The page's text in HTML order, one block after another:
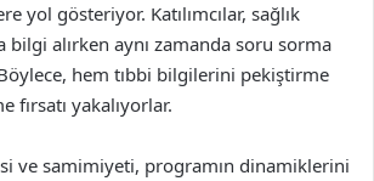
yol gösteriyor. Katılımcılar, sağlık
bilgi alırken aynı zamanda soru sorma
hem tıbbi bilgilerini pekiştirme
fırsatı yakalıyorlar.
ve samimiyeti, programın dinamiklerini